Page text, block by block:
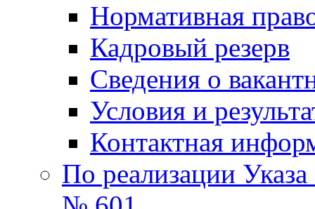
Нормативная
Кадровый резерв
Сведения о
Условия и
Контактная
По реализации